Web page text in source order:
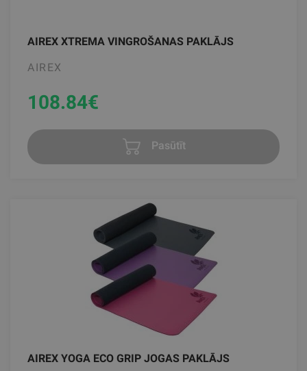
AIREX XTREMA VINGROŠANAS PAKLĀJS
AIREX
108.84€
Pasūtīt
AIREX YOGA ECO GRIP JOGAS PAKLĀJS